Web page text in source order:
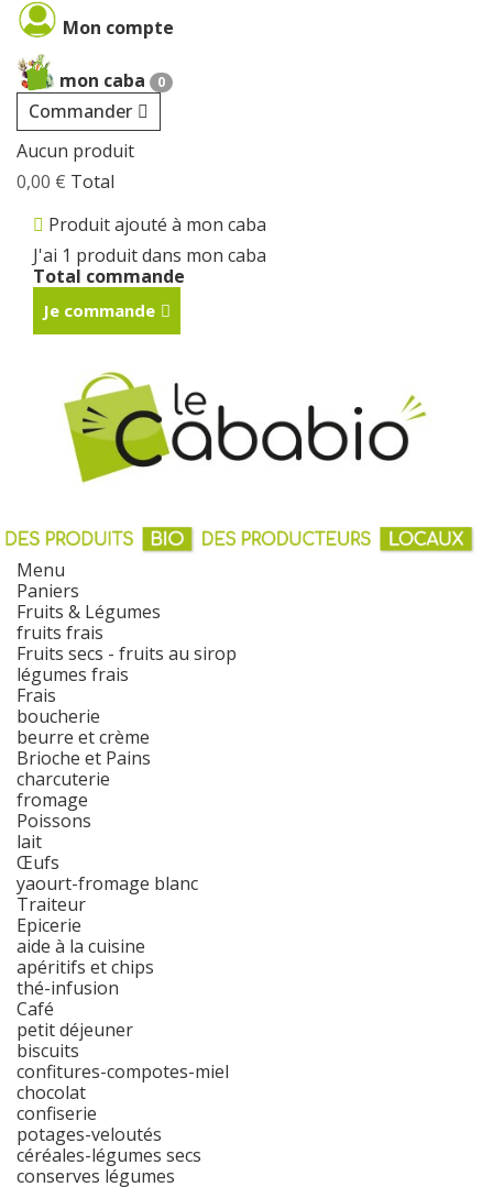
Mon compte
mon caba 0
Commander
Aucun produit
0,00 € Total
Produit ajouté à mon caba
J'ai 1 produit dans mon caba
Total commande
Je commande
Menu
Paniers
Fruits & Légumes
fruits frais
Fruits secs - fruits au sirop
légumes frais
Frais
boucherie
beurre et crème
Brioche et Pains
charcuterie
fromage
Poissons
lait
Œufs
yaourt-fromage blanc
Traiteur
Epicerie
aide à la cuisine
apéritifs et chips
thé-infusion
Café
petit déjeuner
biscuits
confitures-compotes-miel
chocolat
confiserie
potages-veloutés
céréales-légumes secs
conserves légumes
Cookies management panel